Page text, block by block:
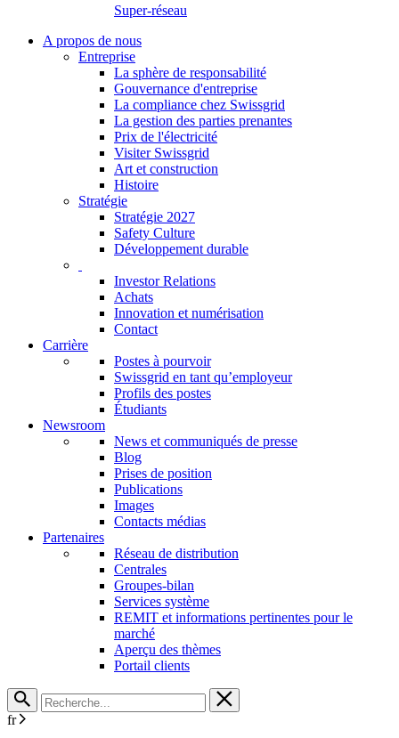
Super-réseau
A propos de nous
Entreprise
La sphère de responsabilité
Gouvernance d'entreprise
La compliance chez Swissgrid
La gestion des parties prenantes
Prix de l'électricité
Visiter Swissgrid
Art et construction
Histoire
Stratégie
Stratégie 2027
Safety Culture
Développement durable
Investor Relations
Achats
Innovation et numérisation
Contact
Carrière
Postes à pourvoir
Swissgrid en tant qu’employeur
Profils des postes
Étudiants
Newsroom
News et communiqués de presse
Blog
Prises de position
Publications
Images
Contacts médias
Partenaires
Réseau de distribution
Centrales
Groupes-bilan
Services système
REMIT et informations pertinentes pour le
marché
Aperçu des thèmes
Portail clients
fr